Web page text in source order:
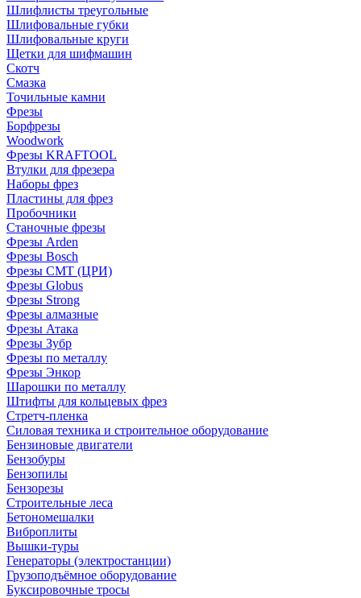
Шлифлисты треугольные
Шлифовальные губки
Шлифовальные круги
Щетки для шифмашин
Скотч
Смазка
Точильные камни
Фрезы
Борфрезы
Woodwork
Фрезы KRAFTOOL
Втулки для фрезера
Наборы фрез
Пластины для фрез
Пробочники
Станочные фрезы
Фрезы Arden
Фрезы Bosch
Фрезы CMT (ЦРИ)
Фрезы Globus
Фрезы Strong
Фрезы алмазные
Фрезы Атака
Фрезы Зубр
Фрезы по металлу
Фрезы Энкор
Шарошки по металлу
Штифты для кольцевых фрез
Стретч-пленка
Силовая техника и строительное оборудование
Бензиновые двигатели
Бензобуры
Бензопилы
Бензорезы
Строительные леса
Бетономешалки
Виброплиты
Вышки-туры
Генераторы (электростанции)
Грузоподъёмное оборудование
Буксировочные тросы